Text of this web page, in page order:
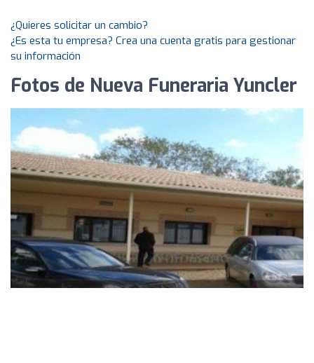
¿Quieres solicitar un cambio?
¿Es esta tu empresa? Crea una cuenta gratis para gestionar
su información
Fotos de Nueva Funeraria Yuncler